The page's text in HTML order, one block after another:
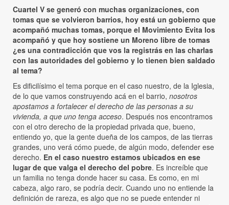
Cuartel V se generó con muchas organizaciones, con
tomas que se volvieron barrios, hoy está un gobierno que
acompañó muchas tomas, porque el Movimiento Evita los
acompañó y que hoy sostiene un Moreno libre de tomas
¿es una contradicción que vos la registrás en las charlas
con las autoridades del gobierno y lo tienen bien saldado
al tema?
Es dificilísimo el tema porque en el caso nuestro, de la Iglesia,
de lo que vamos construyendo acá en el barrio, nosotros
apostamos a fortalecer el derecho de las personas a su
vivienda, a que uno tenga acceso. Después nos encontramos
con el otro derecho de la propiedad privada que, bueno,
entiendo yo, que la gente dueña de los campos, de las tierras
grandes, uno verá cómo puede, de algún modo, defender ese
derecho. En el caso nuestro estamos ubicados en ese
lugar de que valga el derecho del pobre. Es increíble que
un familia no tenga donde hacer su casa. Es como, en mi
cabeza, algo raro, se podría decir. Cuando uno no entiende la
definición de rareza, es algo que no se puede entender ni